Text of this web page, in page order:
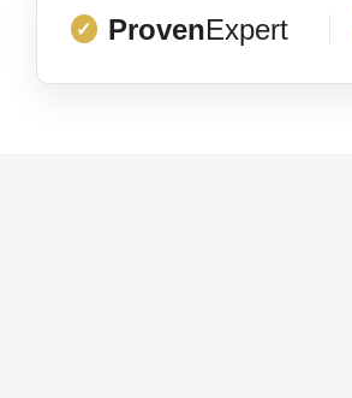
✓ ProvenExpert